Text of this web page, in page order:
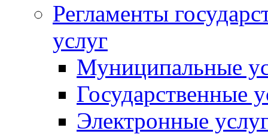
Регламенты
услуг
Муниципальные
Государственные
Электронные